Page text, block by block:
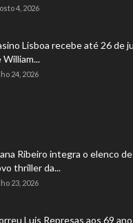
4, 2026
Lisboa recebe até 26 de
William...
24, 2026
Ribeiro integra o elenco de
thriller da...
23, 2026
Luís Represas aos 69